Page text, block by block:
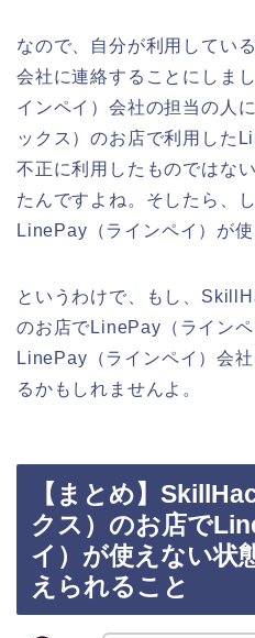
なので、自分が利用してい
会社に連絡することにしま
インペイ）会社の担当の人
ックス）のお店で利用した
不正に利用したものではな
たんですよね。そしたら、
LinePay（ラインペイ）が
というわけで、もし、
のお店でLinePay（ラインペ
LinePay（ラインペイ）会
るかもしれませんよ。
【まとめ】
クス）のお店で
イ）が使えない状
えられること